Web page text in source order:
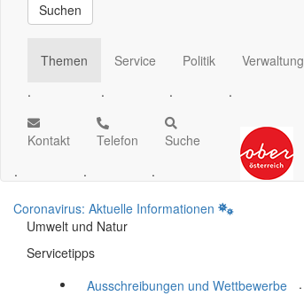
Suchen
Themen
.
Service
.
Politik
.
Verwaltung
.
Kontakt
.
Telefon
.
Suche
.
Coronavirus: Aktuelle Informationen
Umwelt und Natur
Servicetipps
Ausschreibungen und Wettbewerbe
.